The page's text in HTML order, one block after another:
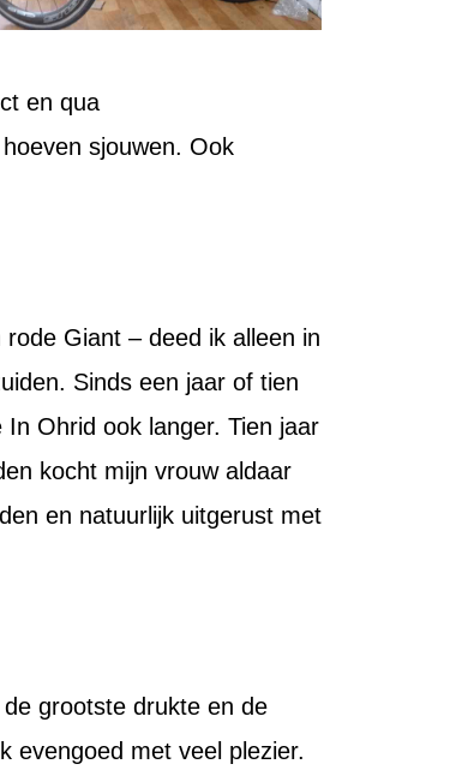
en qua
sjouwen. Ook
Giant – deed ik alleen in
Sinds een jaar of tien
Ohrid ook langer. Tien jaar
kocht mijn vrouw aldaar
en natuurlijk uitgerust met
grootste drukte en de
evengoed met veel plezier.